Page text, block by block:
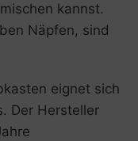
kannst.
Näpfen, sind
eignet sich
Der Hersteller